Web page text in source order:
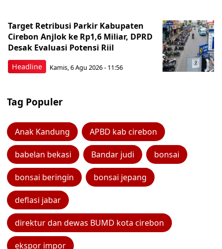
Headline
Target Retribusi Parkir Kabupaten
Cirebon Anjlok ke Rp1,6 Miliar, DPRD
Desak Evaluasi Potensi Riil
Kamis, 6 Agu 2026 - 11:56
Tag Populer
Anak Kandung APBD kab cirebon
babelan bekasi Bandar judi bonsai
bonsai beringin bonsai jepang
deflasi jabar
direktur dan dewas BUMD kota cirebon
ekspor impor